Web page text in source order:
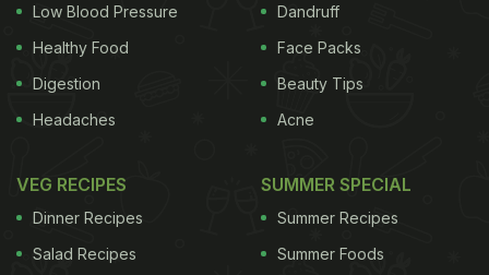
Low Blood Pressure
Healthy Food
Digestion
Headaches
Dandruff
Face Packs
Beauty Tips
Acne
VEG RECIPES
Dinner Recipes
Salad Recipes
SUMMER SPECIAL
Summer Recipes
Summer Foods